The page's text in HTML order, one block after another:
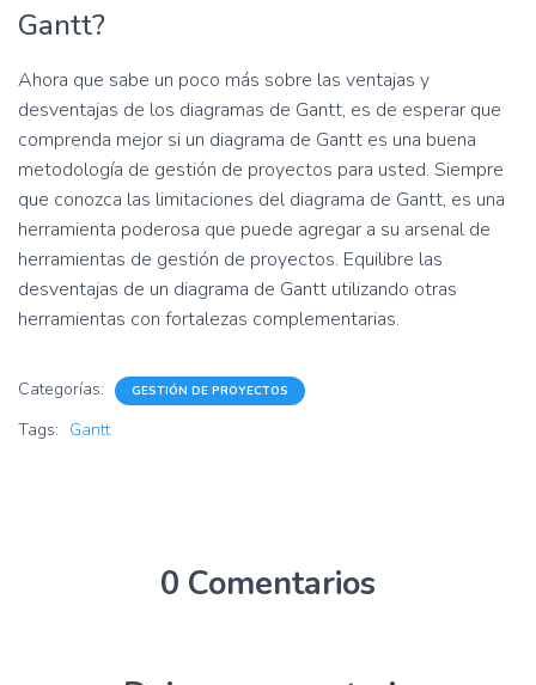
Gantt?
Ahora que sabe un poco más sobre las ventajas y
desventajas de los diagramas de Gantt, es de esperar que
comprenda mejor si un diagrama de Gantt es una buena
metodología de gestión de proyectos para usted. Siempre
que conozca las limitaciones del diagrama de Gantt, es una
herramienta poderosa que puede agregar a su arsenal de
herramientas de gestión de proyectos. Equilibre las
desventajas de un diagrama de Gantt utilizando otras
herramientas con fortalezas complementarias.
Categorías: GESTIÓN DE PROYECTOS
Tags: Gantt
0 Comentarios